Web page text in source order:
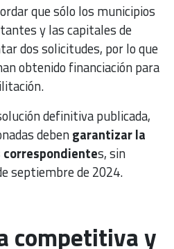
que sólo los municipios
y las capitales de
dos solicitudes, por lo que
obtenido financiación para
definitiva publicada,
debengarantizar la
correspondientes, sin
septiembre de 2024.
competitiva y